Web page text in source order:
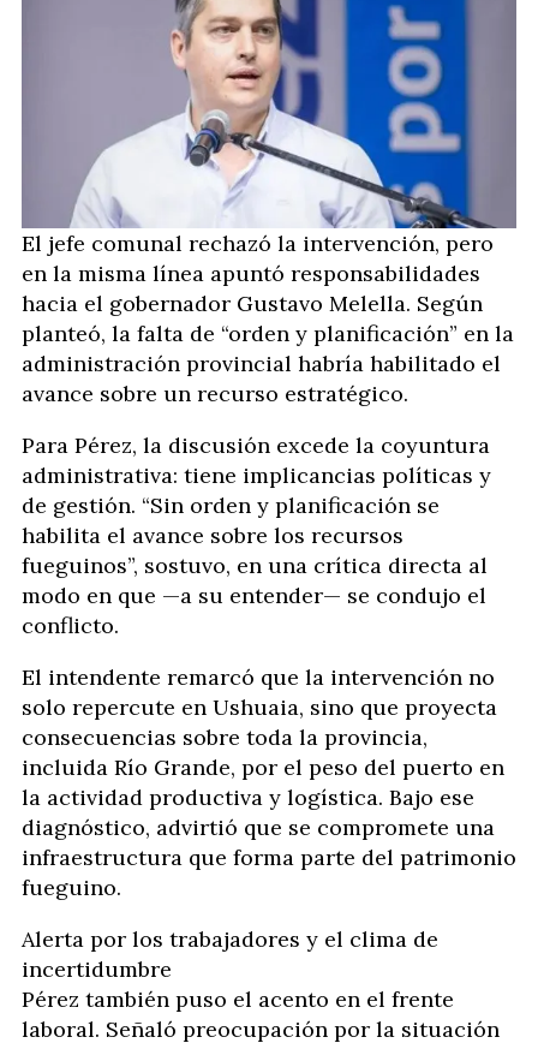
El jefe comunal rechazó la intervención, pero
en la misma línea apuntó responsabilidades
hacia el gobernador Gustavo Melella. Según
planteó, la falta de “orden y planificación” en la
administración provincial habría habilitado el
avance sobre un recurso estratégico.
Para Pérez, la discusión excede la coyuntura
administrativa: tiene implicancias políticas y
de gestión. “Sin orden y planificación se
habilita el avance sobre los recursos
fueguinos”, sostuvo, en una crítica directa al
modo en que —a su entender— se condujo el
conflicto.
El intendente remarcó que la intervención no
solo repercute en Ushuaia, sino que proyecta
consecuencias sobre toda la provincia,
incluida Río Grande, por el peso del puerto en
la actividad productiva y logística. Bajo ese
diagnóstico, advirtió que se compromete una
infraestructura que forma parte del patrimonio
fueguino.
Alerta por los trabajadores y el clima de
incertidumbre
Pérez también puso el acento en el frente
laboral. Señaló preocupación por la situación